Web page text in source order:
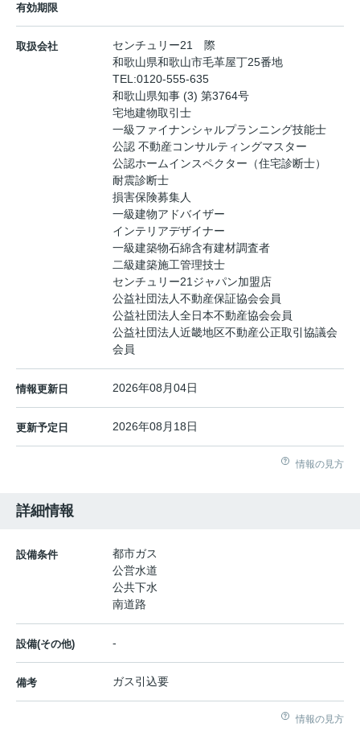
有効期限
取扱会社
センチュリー21 際
和歌山県和歌山市毛革屋丁25番地
TEL:0120-555-635
和歌山県知事 (3) 第3764号
宅地建物取引士
一級ファイナンシャルプランニング技能士
公認 不動産コンサルティングマスター
公認ホームインスペクター（住宅診断士）
耐震診断士
損害保険募集人
一級建物アドバイザー
インテリアデザイナー
一級建築物石綿含有建材調査者
二級建築施工管理技士
センチュリー21ジャパン加盟店
公益社団法人不動産保証協会会員
公益社団法人全日本不動産協会会員
公益社団法人近畿地区不動産公正取引協議会
会員
情報更新日 2026年08月04日
更新予定日 2026年08月18日
情報の見方
詳細情報
設備条件
都市ガス
公営水道
公共下水
南道路
設備(その他) -
備考 ガス引込要
情報の見方